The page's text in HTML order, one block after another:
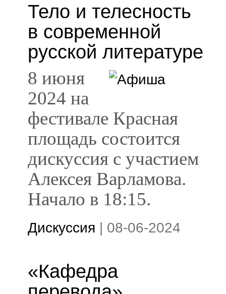
Тело и телесность
в современной
русской литературе
8 июня
2024 на
фестивале Красная
площадь состоится
дискуссия с участием
Алексея Варламова.
Начало в 18:15.
Дискуссия | 08-06-2024
«Кафедра